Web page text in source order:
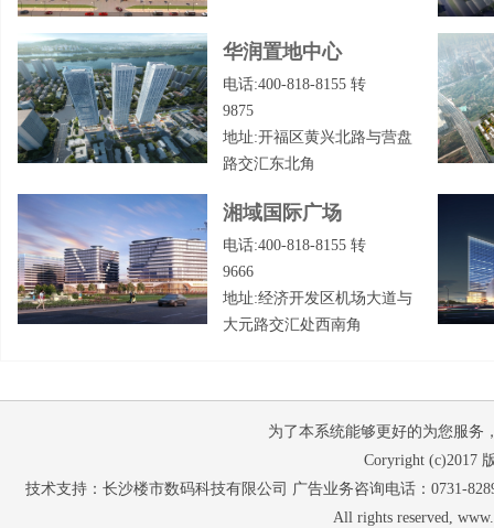
华润置地中心
电话:400-818-8155 转
9875
地址:开福区黄兴北路与营盘
路交汇东北角
湘域国际广场
电话:400-818-8155 转
9666
地址:经济开发区机场大道与
大元路交汇处西南角
为了本系统能够更好的为您服务
Coryright (c)2017
技术支持：长沙楼市数码科技有限公司 广告业务咨询电话：0731-
All rights reserved,